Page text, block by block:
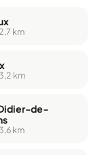
km
km
de-
km